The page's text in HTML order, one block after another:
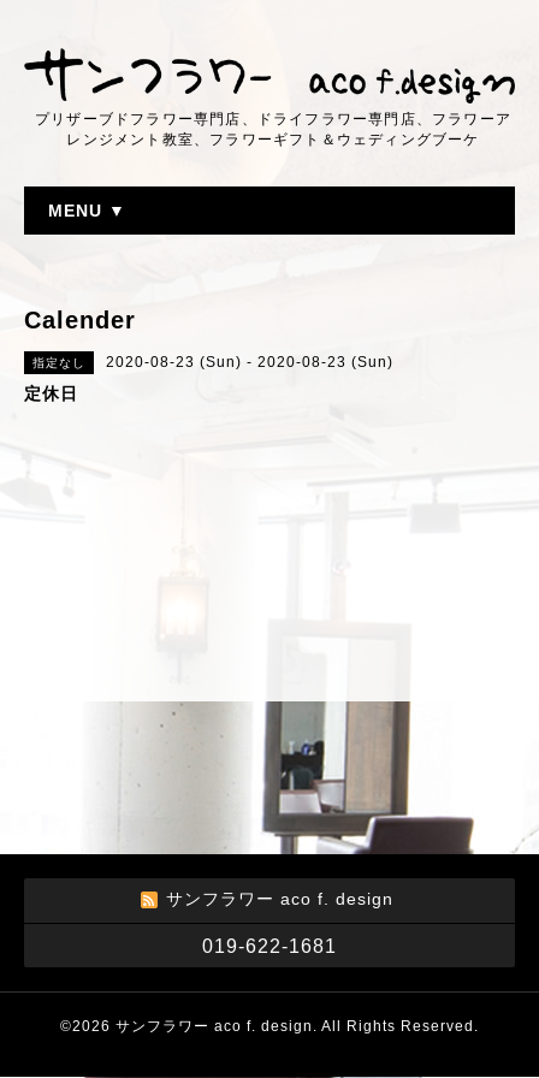
プリザーブドフラワー専門店、ドライフラワー専門店、フラワーア
レンジメント教室、フラワーギフト＆ウェディングブーケ
MENU ▼
Calender
指定なし 2020-08-23 (Sun) - 2020-08-23 (Sun)
定休日
サンフラワー aco f. design
019-622-1681
©2026 サンフラワー aco f. design . All Rights Reserved.